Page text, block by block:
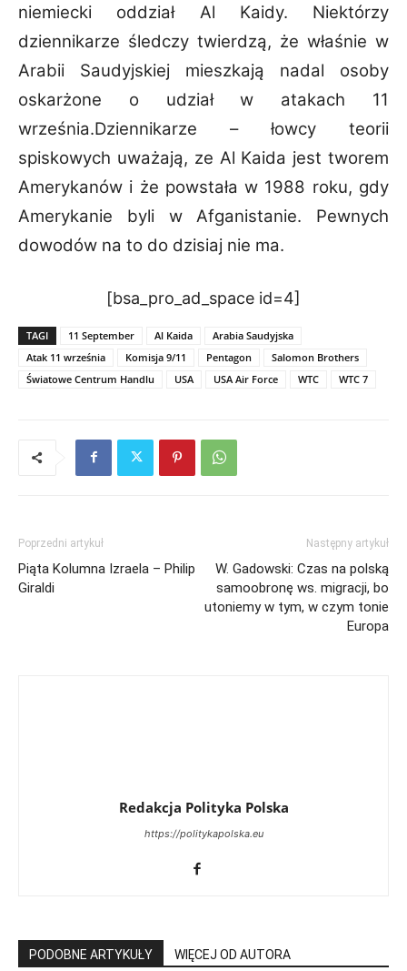
niemiecki oddział Al Kaidy. Niektórzy
dziennikarze śledczy twierdzą, że właśnie w
Arabii
Saudyjskiej mieszkają nadal osoby
oskarżone o udział w atakach 11
września.Dziennikarze – łowcy teorii
spiskowych uważają, ze Al Kaida jest tworem
Amerykanów i że powstała w 1988 roku, gdy
Amerykanie byli w Afganistanie. Pewnych
dowodów na to do dzisiaj nie ma.
[bsa_pro_ad_space id=4]
TAGI 11 September Al Kaida
Arabia Saudyjska
Atak 11 września
Komisja 9/11 Pentagon
Salomon Brothers
Światowe Centrum Handlu
USA USA Air Force WTC WTC 7
Poprzedni artykuł
Piąta Kolumna Izraela – Philip
Giraldi
Następny artykuł
W. Gadowski: Czas na polską
samoobronę ws. migracji, bo
utoniemy w tym, w czym tonie
Europa
Redakcja Polityka Polska
https://politykapolska.eu
PODOBNE ARTYKUŁY WIĘCEJ OD AUTORA